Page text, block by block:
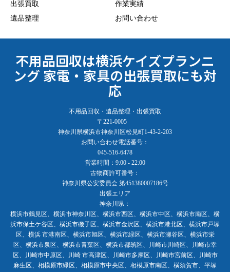
出張買取
遺品整理
作業実績
お問い合わせ
不用品回収は横浜ケイズプランニ
ング 家電・家具の出張買取にも対
応
不用品回収・遺品整理・出張買取
〒221-0005
神奈川県横浜市神奈川区松見町1-43-2-203
お問い合わせ電話番号：
045-516-6478
営業時間：9:00 - 22:00
古物商許可番号：
神奈川県公安委員会 第451380007186号
出張エリア
神奈川県：
横浜市鶴見区、横浜市神奈川区、横浜市西区、横浜市中区、横浜市南区、横
浜市保土ケ谷区、横浜市磯子区、横浜市金沢区、横浜市港北区、横浜市戸塚
区、横浜 市港南区、横浜市旭区、横浜市緑区、横浜市瀬谷区、横浜市栄
区、横浜市泉区、横浜市青葉区、横浜市都筑区、川崎市川崎区、川崎市幸
区、川崎市中原区、川崎 市高津区、川崎市多摩区、川崎市宮前区、川崎市
麻生区、相模原市緑区、相模原市中央区、相模原市南区、横須賀市、平塚